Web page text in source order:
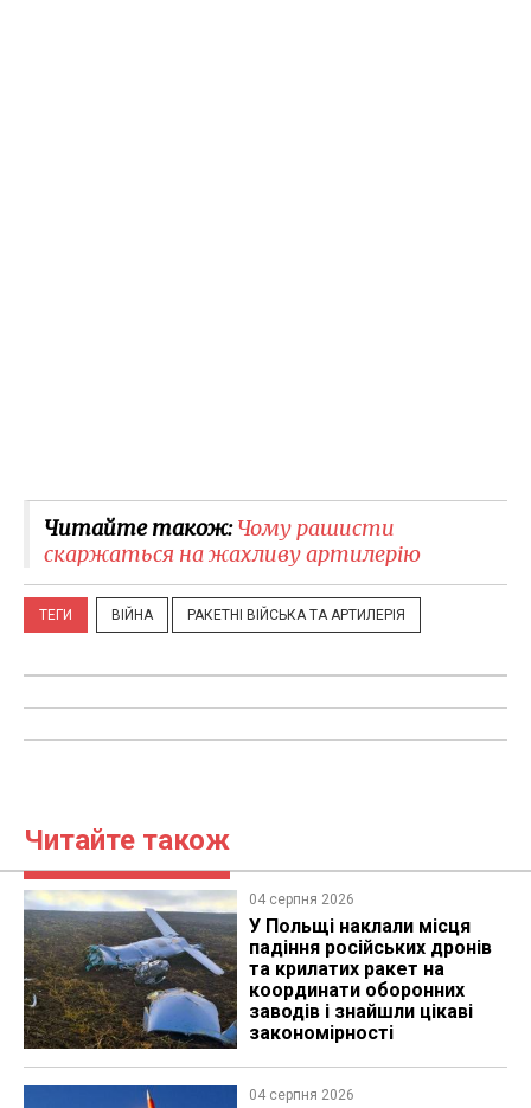
Читайте також:Чому рашисти
скаржаться на жахливу артилерію
ТЕГИ ВІЙНА РАКЕТНІ ВІЙСЬКА ТА АРТИЛЕРІЯ
Читайте також
04 серпня 2026
У Польщі наклали місця
падіння російських дронів
та крилатих ракет на
координати оборонних
заводів і знайшли цікаві
закономірності
04 серпня 2026